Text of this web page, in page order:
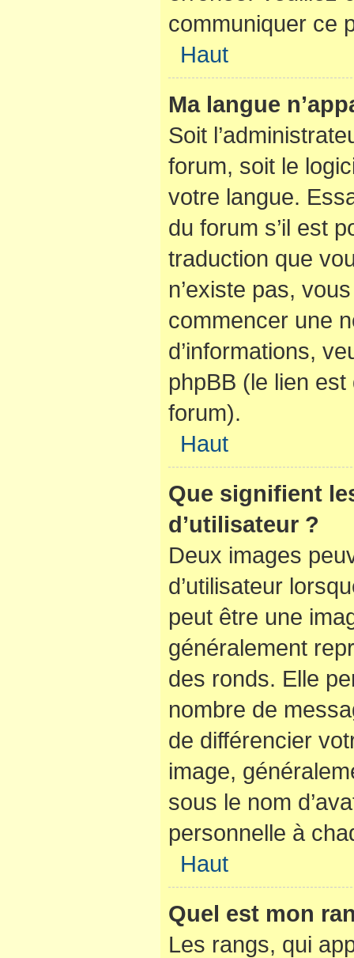
communiquer ce
Haut
Ma langue
Soit
forum, soit le
votre langue.
du forum s’il est
traduction que
n’existe pas,
commencer une
d’informations,
phpBB (le lien
forum).
Haut
Que signifient
d’utilisateur ?
Deux images
d’utilisateur
peut être une
généralement
des ronds. Elle
nombre de
de différencier
image,
sous le nom
personnelle à
Haut
Quel est mon
Les rangs, qui